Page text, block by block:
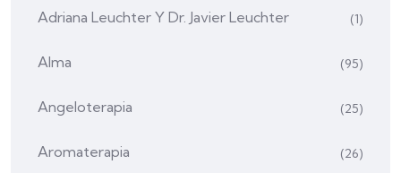
Adriana Leuchter Y Dr. Javier Leuchter (1)
Alma (95)
Angeloterapia (25)
Aromaterapia (26)